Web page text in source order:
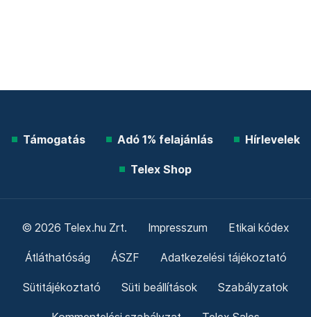
Támogatás Adó 1% felajánlás Hírlevelek
Telex Shop
© 2026 Telex.hu Zrt. Impresszum Etikai kódex
Átláthatóság ÁSZF Adatkezelési tájékoztató
Sütitájékoztató Süti beállítások Szabályzatok